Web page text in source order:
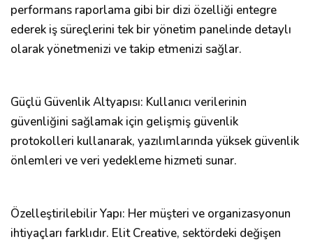
performans raporlama gibi bir dizi özelliği entegre
ederek iş süreçlerini tek bir yönetim panelinde detaylı
olarak yönetmenizi ve takip etmenizi sağlar.
Güçlü Güvenlik Altyapısı: Kullanıcı verilerinin
güvenliğini sağlamak için gelişmiş güvenlik
protokolleri kullanarak, yazılımlarında yüksek güvenlik
önlemleri ve veri yedekleme hizmeti sunar.
Özelleştirilebilir Yapı: Her müşteri ve organizasyonun
ihtiyaçları farklıdır. Elit Creative, sektördeki değişen